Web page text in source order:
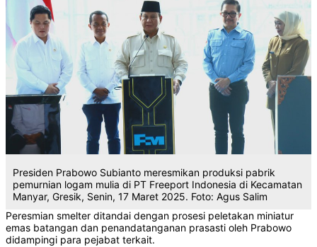
Presiden Prabowo Subianto meresmikan produksi pabrik
pemurnian logam mulia di PT Freeport Indonesia di Kecamatan
Manyar, Gresik, Senin, 17 Maret 2025. Foto: Agus Salim
Peresmian smelter ditandai dengan prosesi peletakan miniatur
emas batangan dan penandatanganan prasasti oleh Prabowo
didampingi para pejabat terkait.